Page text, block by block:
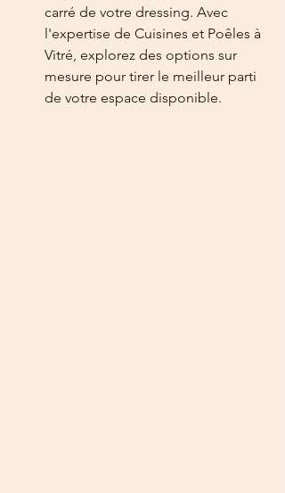
carré de votre dressing. Avec
l'expertise de Cuisines et Poêles à
Vitré, explorez des options sur
mesure pour tirer le meilleur parti
de votre espace disponible.